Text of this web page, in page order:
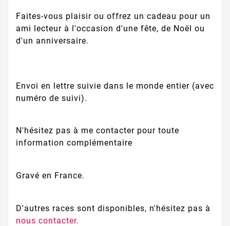
Faites-vous plaisir ou offrez un cadeau pour un
ami lecteur à l'occasion d'une fête, de Noël ou
d'un anniversaire.
Envoi en lettre suivie dans le monde entier (avec
numéro de suivi).
N'hésitez pas à me contacter pour toute
information complémentaire
Gravé en France.
D'autres races sont disponibles, n'hésitez pas à
nous contacter.